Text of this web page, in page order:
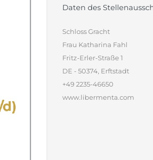
Daten des
Schloss Gracht
Frau Katharina Fahl
Fritz-Erler-Straße 1
DE - 50374, Erftstadt
+49 2235-46650
www.libermenta.com